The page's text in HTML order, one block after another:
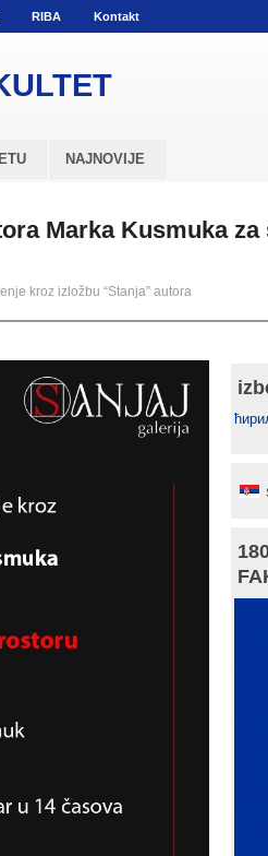
RIBA Kontakt
NAJNOVIJE
Marka Kusmuka
kroz izložbu “Stanja” autora